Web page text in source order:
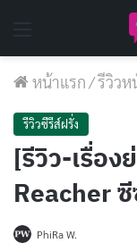
หน้าแรก/รีวิวห
รีวิวซีรีส์ฝรั่ง
[รีวิว-เรื่อ
Reacher
PhiRa W.